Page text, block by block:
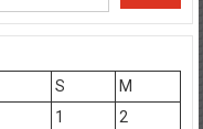
S
M
1
2